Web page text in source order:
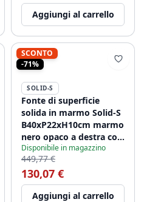
Aggiungi al carrello
SCONTO
-71%
SOLID-S
Fonte di superficie
solida in marmo Solid-S
B40xP22xH10cm marmo
nero opaco a destra con
foro per rubinetto
1208954634
Disponibile in magazzino
449,77 €
130,07 €
Aggiungi al carrello